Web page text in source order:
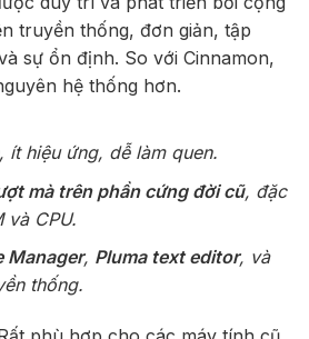
truyền thống, đơn giản, tập
sự ổn định. So với Cinnamon,
hệ thống hơn.
ít hiệu ứng, dễ làm quen.
mà trên phần cứng đời cũ, đặc
và CPU.
Manager, Pluma text editor, và
thống.